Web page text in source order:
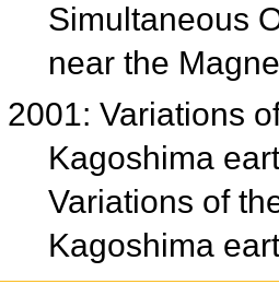
Simultaneous
near the
2001: Variations
Kagoshima
Variations of
Kagoshima